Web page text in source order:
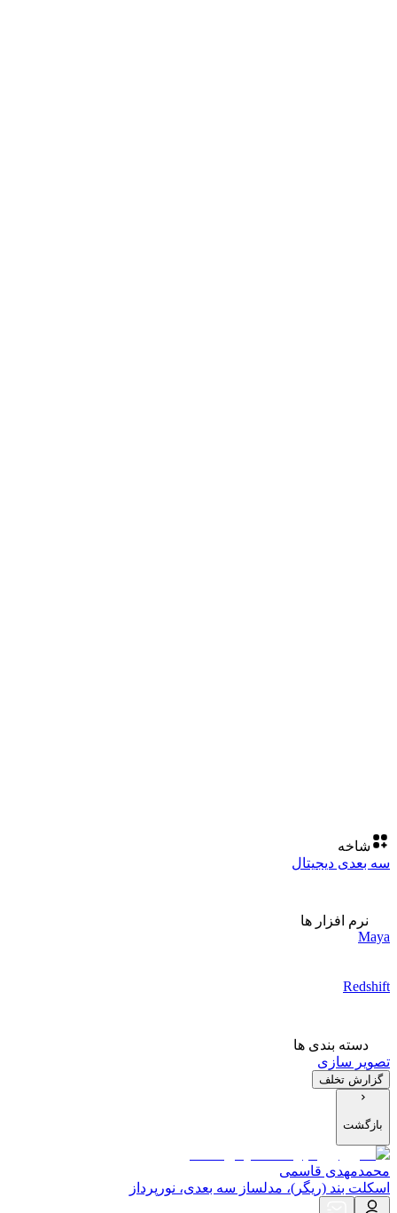
شاخه
سه بعدی دیجیتال
نرم افزار ها
Maya
Redshift
دسته بندی ها
تصویر سازی
گزارش تخلف
بازگشت
محمدمهدی قاسمی
اسکلت بند (ریگر)، مدلساز سه بعدی، نورپرداز